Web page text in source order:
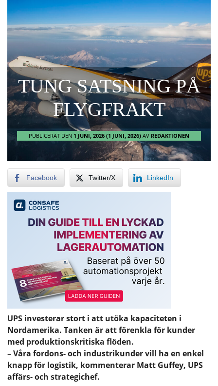
TUNG SATSNING PÅ
FLYGFRAKT
PUBLICERAT DEN 1 JUNI, 2026 (1 JUNI, 2026) AV REDAKTIONEN
Facebook Twitter/X LinkedIn
UPS investerar stort i att utöka kapaciteten i
Nordamerika. Tanken är att förenkla för kunder
med produktionskritiska flöden.
– Våra fordons- och industrikunder vill ha en enkel
knapp för logistik, kommenterar Matt Guffey, UPS
affärs- och strategichef.